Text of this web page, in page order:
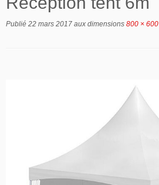
Publié 22 mars 2017 aux dimensions 800 × 600